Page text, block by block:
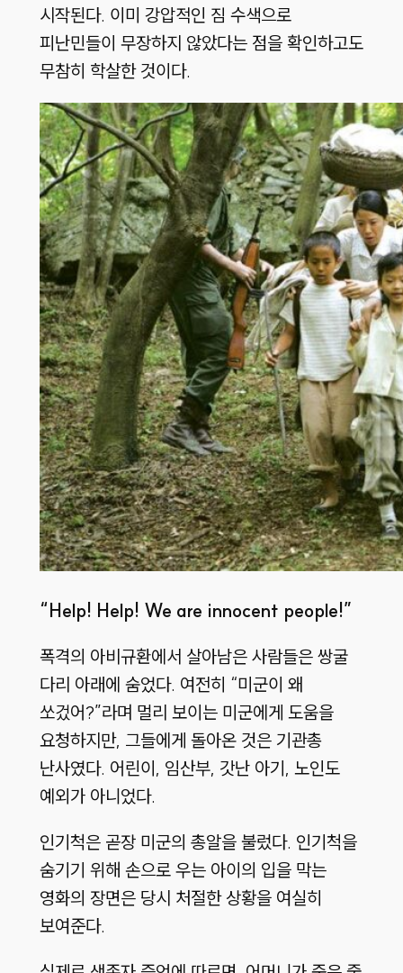
시작된다. 이미 강압적인 짐 수색으로
피난민들이 무장하지 않았다는 점을 확인하고도
무참히 학살한 것이다.
“Help! Help! We are innocent people!”
폭격의 아비규환에서 살아남은 사람들은 쌍굴
다리 아래에 숨었다. 여전히 “미군이 왜
쏘겄어?”라며 멀리 보이는 미군에게 도움을
요청하지만, 그들에게 돌아온 것은 기관총
난사였다. 어린이, 임산부, 갓난 아기, 노인도
예외가 아니었다.
인기척은 곧장 미군의 총알을 불렀다. 인기척을
숨기기 위해 손으로 우는 아이의 입을 막는
영화의 장면은 당시 처절한 상황을 여실히
보여준다.